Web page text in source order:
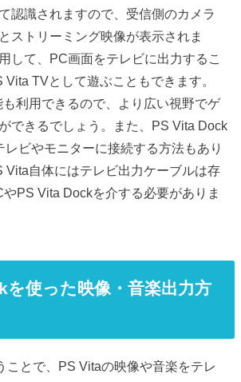
認識されますので、受信側のカメラ
ストリーミング映像が表示されま
して、PC画面をテレビに出力するこ
Vita TVとして遊ぶこともできます。
利用できるので、より広い視野でゲ
できるでしょう。また、PS Vita Dock
レビやモニターに接続する方法もあり
Vita自体にはテレビ出力ケーブルは存
PS Vita Dockを介する必要がありま
を使った映像・音楽出力方
ことで、PS Vitaの映像や音楽をテレ